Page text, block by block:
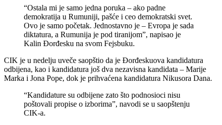
“Ostala mi je samo jedna poruka – ako padne
demokratija u Rumuniji, pašće i ceo demokratski svet.
Ovo je samo početak. Jednostavno je – Evropa je sada
diktatura, a Rumunija je pod tiranijom”, napisao je
Kalin Đorđesku na svom Fejsbuku.
CIK je u nedelju uveče saopštio da je Đorđeskuova kandidatura
odbijena, kao i kandidatura još dva nezavisna kandidata – Marije
Marka i Jona Pope, dok je prihvaćena kandidatura Nikusora Dana.
“Kandidature su odbijene zato što podnosioci nisu
poštovali propise o izborima”, navodi se u saopštenju
CIK-a.